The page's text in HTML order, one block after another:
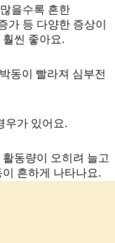
을수록 흔한
가 등 다양한 증상이
씬 좋아요.
동이 빨라져 심부전
우가 있어요.
동량이 오히려 늘고
흔하게 나타나요.